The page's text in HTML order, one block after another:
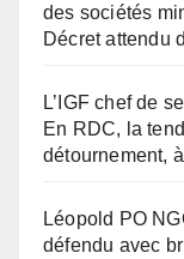
des sociétés
Décret attendu
L’IGF chef de
En RDC, la
détournement,
Léopold PO
défendu avec